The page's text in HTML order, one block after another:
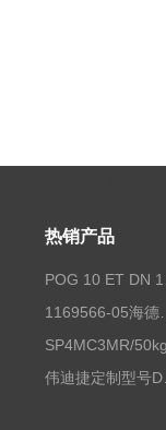
热销产品